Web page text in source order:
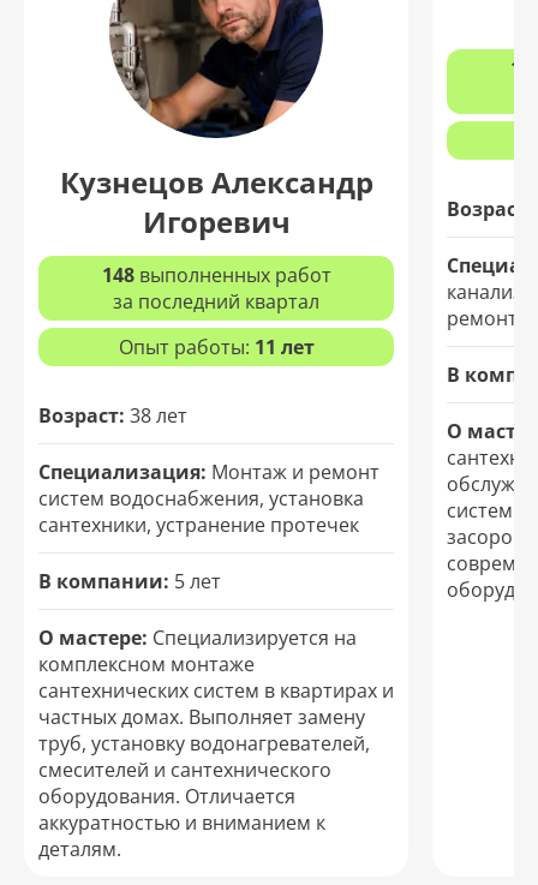
Кузнецов Александр
Игоревич
148выполненных работ
за последний квартал
Опыт работы: 11 лет
Возраст: 38 лет
Специализация: Монтаж и ремонт
систем водоснабжения, установка
сантехники, устранение протечек
В компании: 5 лет
О мастере: Специализируется на
комплексном монтаже
сантехнических систем в квартирах и
частных домах. Выполняет замену
труб, установку водонагревателей,
смесителей и сантехнического
оборудования. Отличается
аккуратностью и вниманием к
деталям.
Возраст:
ремонт
В
О
систем.
засоров